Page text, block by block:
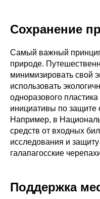
Сохранение
Самый важный
природе.
минимизировать свой
использовать
одноразового
инициативы по
Например, в
средств от входных
исследования и
галапагосские
Поддержка